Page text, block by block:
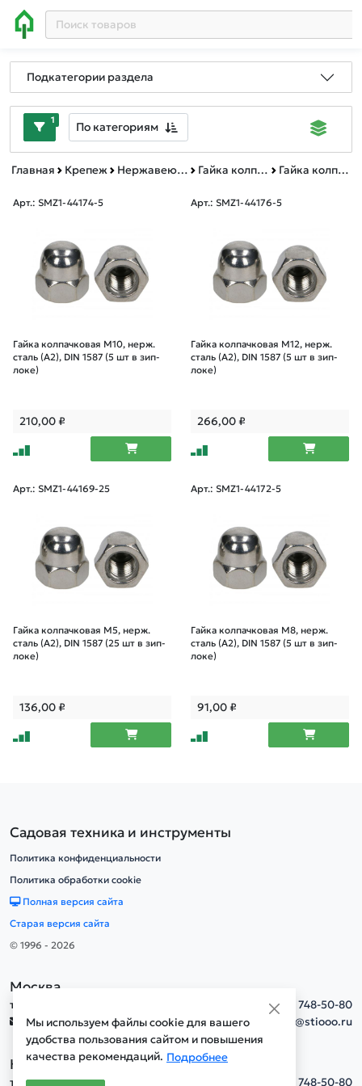
Подкатегории раздела
1 По категориям
Главная Крепеж Нержавеющий крепеж Гайка колпачковая DIN 1587 Гайка колпачковая нерж. зип-лок
Арт.: SMZ1-44174-5
Гайка колпачковая М10, нерж.
сталь (А2), DIN 1587 (5 шт в зип-
локе)
210,00₽
Арт.: SMZ1-44176-5
Гайка колпачковая М12, нерж.
сталь (А2), DIN 1587 (5 шт в зип-
локе)
266,00₽
Арт.: SMZ1-44169-25
Гайка колпачковая М5, нерж.
сталь (А2), DIN 1587 (25 шт в зип-
локе)
136,00₽
Арт.: SMZ1-44172-5
Гайка колпачковая М8, нерж.
сталь (А2), DIN 1587 (5 шт в зип-
локе)
91,00₽
Мы используем файлы cookie для вашего
удобства пользования сайтом и повышения
качества рекомендаций. Подробнее
Садовая техника и инструменты
Политика конфиденциальности
Политика обработки cookie
Полная версия сайта
Старая версия сайта
© 1996 - 2026
Москва
тел.
+7(495) 748-50-80
info@stiooo.ru
Новосибирск
тел. +7(495) 748-50-80